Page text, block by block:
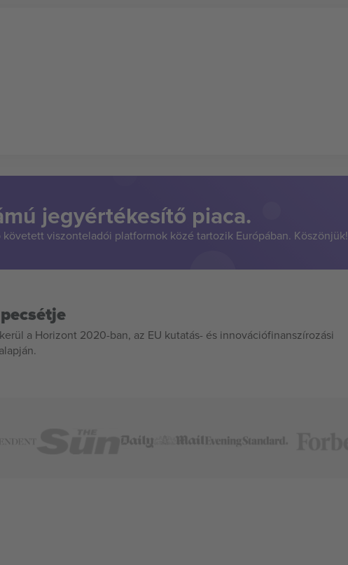
jegyértékesítő piaca.
viszonteladói platformok közé tartozik Európában. Köszönjük!
a Horizont 2020-ban, az EU kutatás- és innovációfinanszírozási